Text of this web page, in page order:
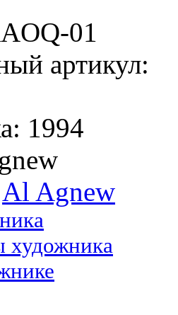
01
артикул:
1994
Al Agnew
художника